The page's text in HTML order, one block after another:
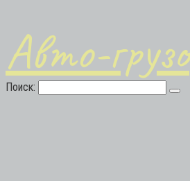
Авто-грузо
Поиск: